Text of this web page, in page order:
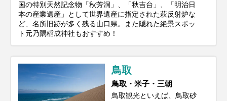
国の特別天然記念物「秋芳洞」、「秋吉台」、「明治日
本の産業遺産」として世界遺産に指定された萩反射炉な
ど、名所旧跡が多く残る山口県。また隠れた絶景スポッ
ト元乃隅稲成神社もおすすめ！
鳥取
鳥取・米子・三朝
鳥取観光といえば、鳥取砂